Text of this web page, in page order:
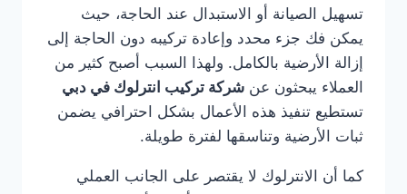
تسهيل الصيانة أو الاستبدال عند الحاجة، حيث
يمكن فك جزء محدد وإعادة تركيبه دون الحاجة إلى
إزالة الأرضية بالكامل. ولهذا السبب أصبح كثير من
العملاء يبحثون عن شركة تركيب انترلوك في دبي
تستطيع تنفيذ هذه الأعمال بشكل احترافي يضمن
ثبات الأرضية وتناسقها لفترة طويلة.
كما أن الانترلوك لا يقتصر على الجانب العملي